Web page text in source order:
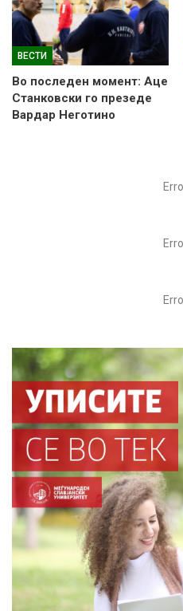
ВЕСТИ
Во последен момент: Аце
Станковски го презеде
Вардар Неготино